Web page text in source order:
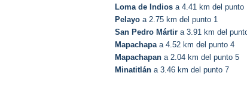
Loma de Indios a 4.41 km del punto
Pelayo a 2.75 km del punto 1
San Pedro Mártir a 3.91 km del
Mapachapaa 4.52 km del punto 4
Mapachapan a 2.04 km del punto 5
Minatitlán a 3.46 km del punto 7